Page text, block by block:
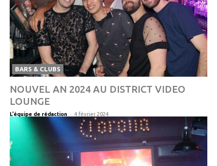
BARS & CLUBS
NOUVEL AN 2024 AU DISTRICT VIDEO
LOUNGE
L'équipe de rédaction - 4 février 2024